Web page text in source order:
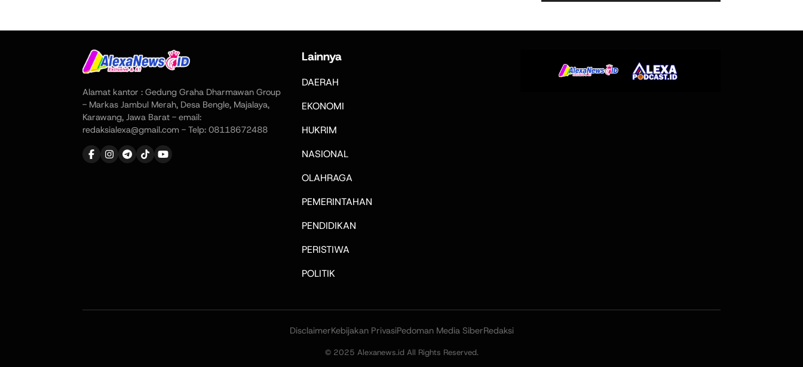
Alamat kantor : Gedung Graha Dharmawan Group
- Markas Jambul Merah, Desa Bengle, Majalaya,
Karawang, Jawa Barat - email:
redaksialexa@gmail.com - Telp: 08118672488
Lainnya
DAERAH
EKONOMI
HUKRIM
NASIONAL
OLAHRAGA
PEMERINTAHAN
PENDIDIKAN
PERISTIWA
POLITIK
DisclaimerKebijakan PrivasiPedoman Media SiberRedaksi
© 2025 Alexanews.id All Rights Reserved.